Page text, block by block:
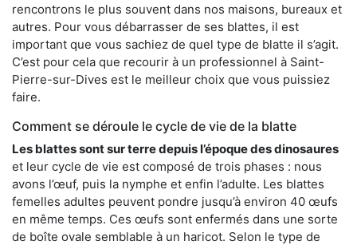
rencontrons le plus souvent dans nos maisons, bureaux et
autres. Pour vous débarrasser de ses blattes, il est
important que vous sachiez de quel type de blatte il s’agit.
C’est pour cela que recourir à un professionnel à Saint-
Pierre-sur-Dives est le meilleur choix que vous puissiez
faire.
Comment se déroule le cycle de vie de la blatte
Les blattes sont sur terre depuis l’époque des dinosaures
et leur cycle de vie est composé de trois phases : nous
avons l’œuf, puis la nymphe et enfin l’adulte. Les blattes
femelles adultes peuvent pondre jusqu’à environ 40 œufs
en même temps. Ces œufs sont enfermés dans une sorte
de boîte ovale semblable à un haricot. Selon le type de